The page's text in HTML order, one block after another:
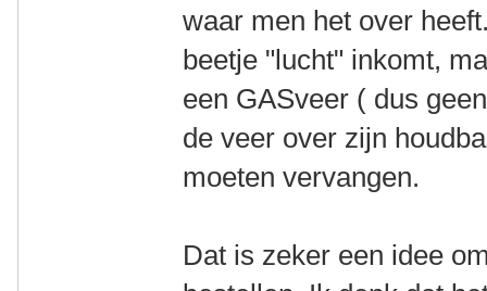
waar men het over
beetje "lucht" inkomt,
een GASveer ( dus
de veer over zijn
moeten vervangen.
Dat is zeker een idee